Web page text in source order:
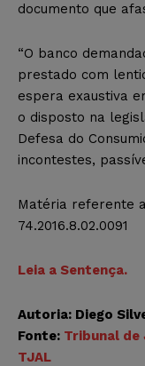
documento que
“O banco
prestado com
espera exaustiva
o disposto na
Defesa do
incontestes,
Matéria referente
74.2016.8.02.0091
Leia a Sentença.
Autoria: Diego
Fonte: Tribunal de
TJAL